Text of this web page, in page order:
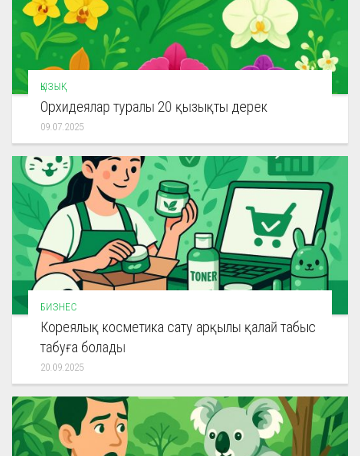
ҚЫЗЫҚ
Орхидеялар туралы 20 қызықты дерек
09.07.2025
БИЗНЕС
Кореялық косметика сату арқылы қалай табыс
табуға болады
20.09.2025